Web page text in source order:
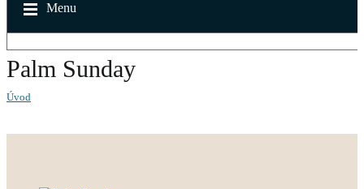
Menu
Palm Sunday
Úvod